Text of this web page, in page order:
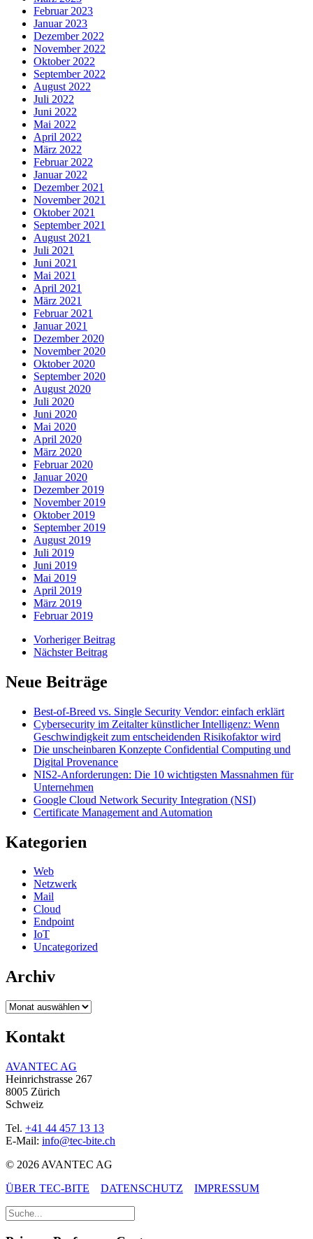
Februar 2023
Januar 2023
Dezember 2022
November 2022
Oktober 2022
September 2022
August 2022
Juli 2022
Juni 2022
Mai 2022
April 2022
März 2022
Februar 2022
Januar 2022
Dezember 2021
November 2021
Oktober 2021
September 2021
August 2021
Juli 2021
Juni 2021
Mai 2021
April 2021
März 2021
Februar 2021
Januar 2021
Dezember 2020
November 2020
Oktober 2020
September 2020
August 2020
Juli 2020
Juni 2020
Mai 2020
April 2020
März 2020
Februar 2020
Januar 2020
Dezember 2019
November 2019
Oktober 2019
September 2019
August 2019
Juli 2019
Juni 2019
Mai 2019
April 2019
März 2019
Februar 2019
Vorheriger Beitrag
Nächster Beitrag
Neue Beiträge
Best-of-Breed vs. Single Security Vendor: einfach erklärt
Cybersecurity im Zeitalter künstlicher Intelligenz: Wenn
Geschwindigkeit zum entscheidenden Risikofaktor wird
Die unscheinbaren Konzepte Confidential Computing und
Digital Provenance
NIS2-Anforderungen: Die 10 wichtigsten Massnahmen für
Unternehmen
Google Cloud Network Security Integration (NSI)
Certificate Management and Automation
Kategorien
Web
Netzwerk
Mail
Cloud
Endpoint
IoT
Uncategorized
Archiv
Archiv
Kontakt
AVANTEC AG
Heinrichstrasse 267
8005 Zürich
Schweiz
Tel. +41 44 457 13 13
E-Mail: info@tec-bite.ch
© 2026 AVANTEC AG
ÜBER TEC-BITE
DATENSCHUTZ IMPRESSUM